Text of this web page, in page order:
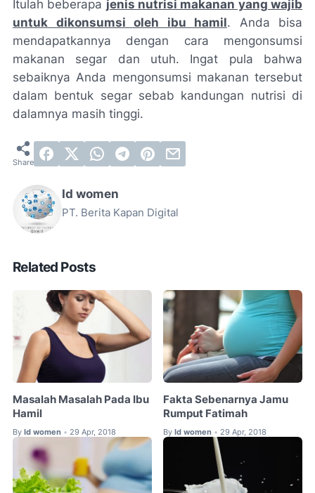
Itulah beberapa jenis nutrisi makanan yang wajib
untuk dikonsumsi oleh ibu hamil. Anda bisa
mendapatkannya dengan cara mengonsumsi
makanan segar dan utuh. Ingat pula bahwa
sebaiknya Anda mengonsumsi makanan tersebut
dalam bentuk segar sebab kandungan nutrisi di
dalamnya masih tinggi.
Id women
PT. Berita Kapan Digital
Related Posts
Masalah Masalah Pada Ibu
Hamil
By Id women • 29 Apr, 2018
Fakta Sebenarnya Jamu
Rumput Fatimah
By Id women • 29 Apr, 2018